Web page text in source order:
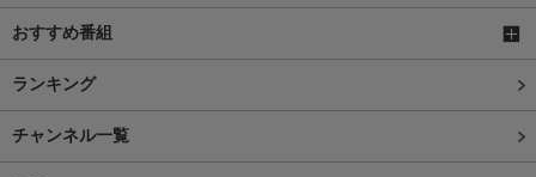
おすすめ番組
ランキング
チャンネル一覧